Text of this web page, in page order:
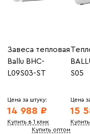
Завеса тепловая
Ballu BHC-
L09S03-ST
Цена за штуку:
14 988 ₽
Купить в 1 клик
Купить оптом
S05
Цена
15